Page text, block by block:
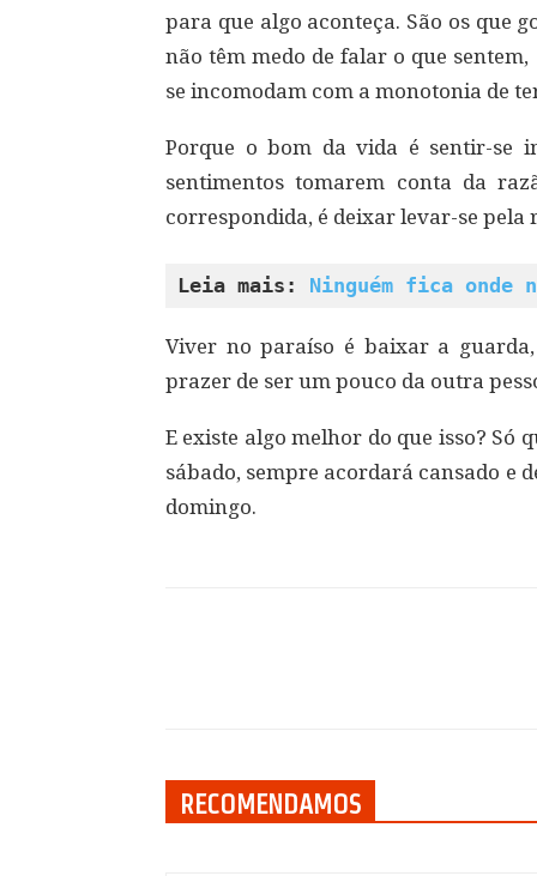
para que algo aconteça. São os que
não têm medo de falar o que
se incomodam com a monotonia de
Porque o bom da vida é sentir-se
sentimentos tomarem conta da
correspondida, é deixar levar-se pela
Leia mais: Ninguém fica onde
Viver no paraíso é baixar a
prazer de ser um pouco da outra
E existe algo melhor do que isso? Só
sábado, sempre acordará cansado e
domingo.
RECOMENDAMOS